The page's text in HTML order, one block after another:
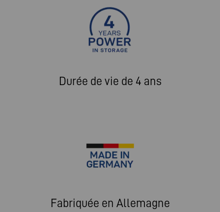
Durée de vie de 4 ans
Fabriquée en Allemagne